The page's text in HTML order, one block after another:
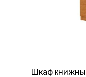
Шкаф